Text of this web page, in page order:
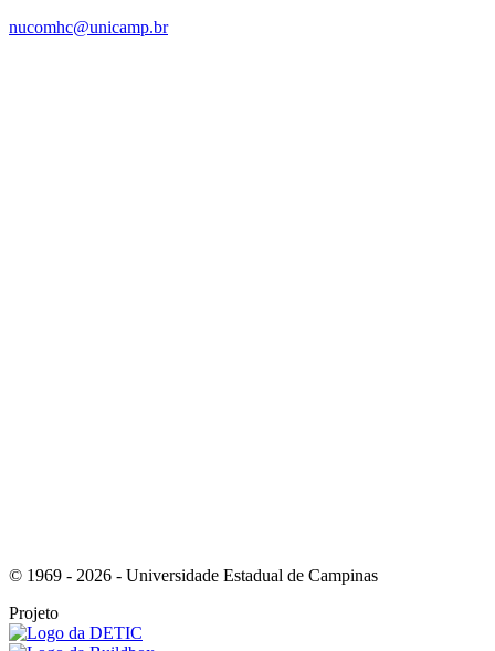
nucomhc@unicamp.br
© 1969 - 2026 - Universidade Estadual de Campinas
Projeto